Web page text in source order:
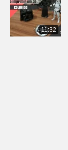
11:32